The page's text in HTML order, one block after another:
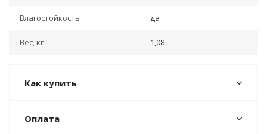
Влагостойкость да
Вес, кг 1,08
Как купить
Оплата